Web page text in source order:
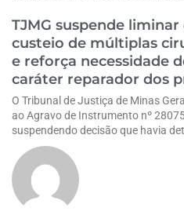
TJMG suspende
custeio de múltiplas
e reforça necessidade
caráter reparador dos
O Tribunal de Justiça de Minas
ao Agravo de Instrumento nº
suspendendo decisão que havia